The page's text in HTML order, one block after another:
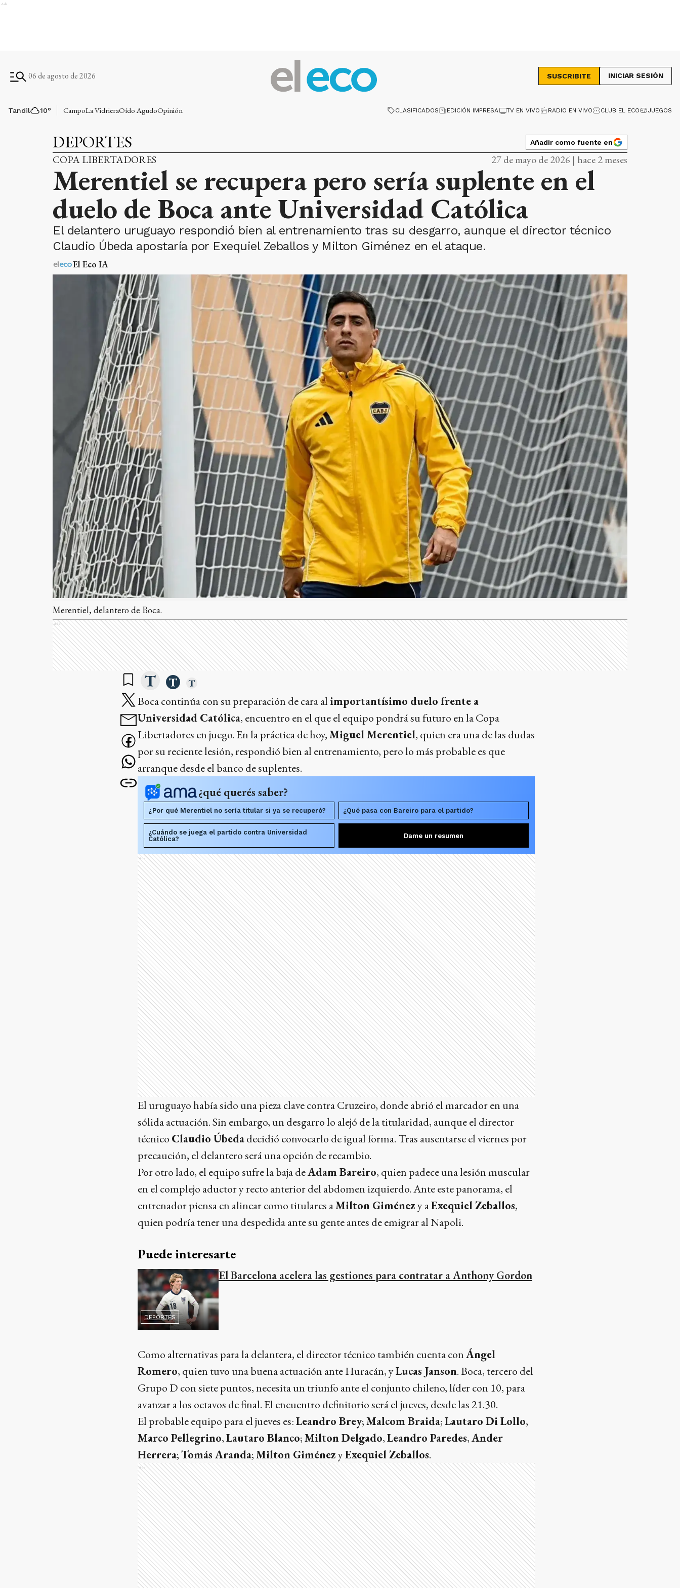
Ads
06 de agosto de 2026 SUSCRIBITE INICIAR SESIÓN
Tandil 10° CampoLa VidrieraOído AgudoOpinión CLASIFICADOS EDICIÓN IMPRESA TV EN VIVO RADIO EN VIVO CLUB EL ECO JUEGOS
DEPORTES Añadir como fuente en
COPA LIBERTADORES 27 de mayo de 2026 | hace 2 meses
Merentiel se recupera pero sería suplente en el
duelo de Boca ante Universidad Católica
El delantero uruguayo respondió bien al entrenamiento tras su desgarro, aunque el director técnico
Claudio Úbeda apostaría por Exequiel Zeballos y Milton Giménez en el ataque.
El Eco IA
Merentiel, delantero de Boca.
Ads
Boca continúa con su preparación de cara al importantísimo duelo frente a
Universidad Católica, encuentro en el que el equipo pondrá su futuro en la Copa
Libertadores en juego. En la práctica de hoy,Miguel Merentiel, quien era una de las dudas
por su reciente lesión, respondió bien al entrenamiento, pero lo más probable es que
arranque desde el banco de suplentes.
¿qué querés saber?
¿Por qué Merentiel no sería titular si ya se recuperó? ¿Qué pasa con Bareiro para el partido?
¿Cuándo se juega el partido contra Universidad
Católica?
Dame un resumen
Ads
El uruguayo había sido una pieza clave contra Cruzeiro, donde abrió el marcador en una
sólida actuación. Sin embargo, un desgarro lo alejó de la titularidad, aunque el director
técnico Claudio Úbedadecidió convocarlo de igual forma. Tras ausentarse el viernes por
precaución, el delantero será una opción de recambio.
Por otro lado, el equipo sufre la baja deAdam Bareiro, quien padece una lesión muscular
en el complejo aductor y recto anterior del abdomen izquierdo. Ante este panorama, el
entrenador piensa en alinear como titulares aMilton Giménezy aExequiel Zeballos,
quien podría tener una despedida ante su gente antes de emigrar al Napoli.
Puede interesarte
DEPORTES
El Barcelona acelera las gestiones para contratar a Anthony Gordon
Como alternativas para la delantera, el director técnico también cuenta conÁngel
Romero, quien tuvo una buena actuación ante Huracán, yLucas Janson. Boca, tercero del
Grupo D con siete puntos, necesita un triunfo ante el conjunto chileno, líder con 10, para
avanzar a los octavos de final. El encuentro definitorio será el jueves, desde las 21.30.
El probable equipo para el jueves es:Leandro Brey;Malcom Braida;Lautaro Di Lollo,
Marco Pellegrino,Lautaro Blanco;Milton Delgado,Leandro Paredes,Ander
Herrera;Tomás Aranda;Milton GiménezyExequiel Zeballos.
Ads